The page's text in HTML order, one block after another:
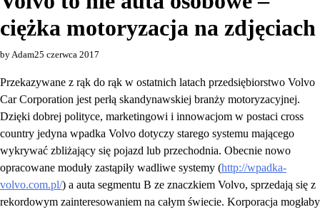
ciężka motoryzacja na zdjęciach
by Adam25 czerwca 2017
Przekazywane z rąk do rąk w ostatnich latach przedsiębiorstwo Volvo
Car Corporation jest perłą skandynawskiej branży motoryzacyjnej.
Dzięki dobrej polityce, marketingowi i innowacjom w postaci cross
country jedyna wpadka Volvo dotyczy starego systemu mającego
wykrywać zbliżający się pojazd lub przechodnia. Obecnie nowo
opracowane moduły zastąpiły wadliwe systemy (http://wpadka-
volvo.com.pl/) a auta segmentu B ze znaczkiem Volvo, sprzedają się z
rekordowym zainteresowaniem na całym świecie. Korporacja mogłaby